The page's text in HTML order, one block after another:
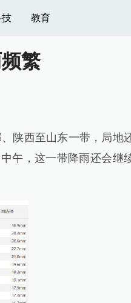
技 教育
繁
陕西至山东一带，局地
午，这一带降雨还会继